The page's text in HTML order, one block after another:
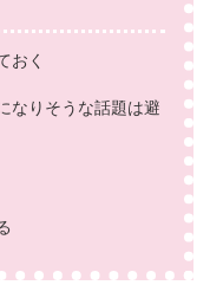
おく
なりそうな話題は避